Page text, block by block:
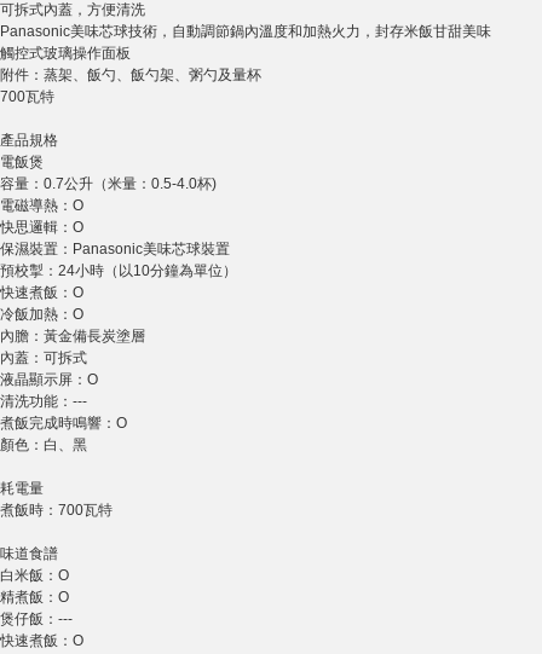
可拆式內蓋，方便清洗
Panasonic美味芯球技術，自動調節鍋內溫度和加熱火力，封存米飯甘甜美味
觸控式玻璃操作面板
附件：蒸架、飯勺、飯勺架、粥勺及量杯
700瓦特
產品規格
電飯煲
容量：0.7公升（米量：0.5-4.0杯)
電磁導熱：O
快思邏輯：O
保濕裝置：Panasonic美味芯球裝置
預校掣：24小時（以10分鐘為單位）
快速煮飯：O
冷飯加熱：O
內膽：黃金備長炭塗層
內蓋：可拆式
液晶顯示屏：O
清洗功能：---
煮飯完成時鳴響：O
顏色：白、黑
耗電量
煮飯時：700瓦特
味道食譜
白米飯：O
精煮飯：O
煲仔飯：---
快速煮飯：O